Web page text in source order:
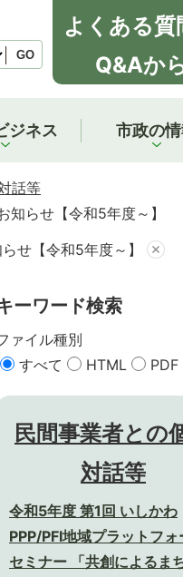
GO
よくある質
Q&Aか
ジネス 市政の
話等
らせ【令和5年度～】
せ【令和5年度～】
ーワード検索
ァイル種別
すべて
HTML PDF
民間事業者との
対話等
令和5年度 第1回 いしかわ
PPP/PFI地域プラットフォ
セミナー 「共創によるま